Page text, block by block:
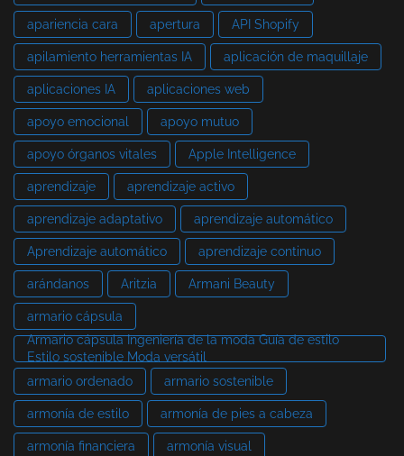
apariencia cara apertura API Shopify
apilamiento herramientas IA aplicación de maquillaje
aplicaciones IA aplicaciones web
apoyo emocional apoyo mutuo
apoyo órganos vitales Apple Intelligence
aprendizaje aprendizaje activo
aprendizaje adaptativo aprendizaje automático
Aprendizaje automático aprendizaje continuo
arándanos Aritzia Armani Beauty
armario cápsula
Armario cápsula Ingeniería de la moda Guía de estilo
Estilo sostenible Moda versátil
armario ordenado
armario sostenible
armonía de estilo armonía de pies a cabeza
armonía financiera armonía visual